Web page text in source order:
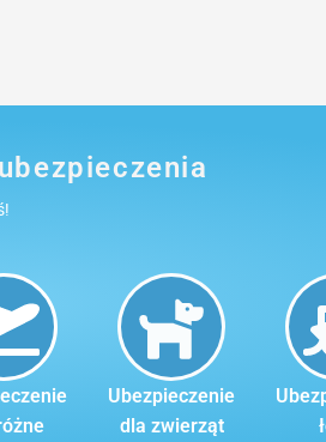
Ubezpieczenie
dla zwierząt